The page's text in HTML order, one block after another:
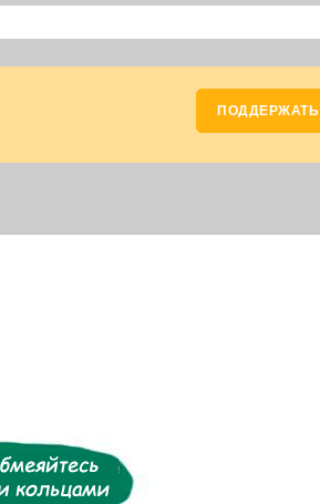
ПОДДЕРЖАТЬ